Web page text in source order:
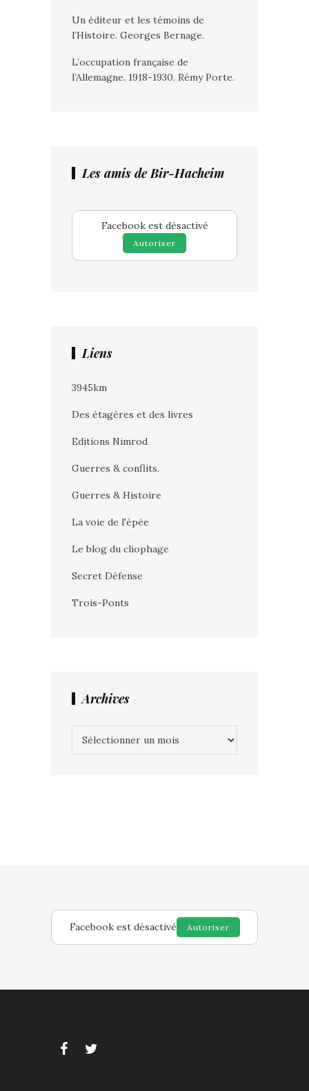
Un éditeur et les témoins de
l’Histoire. Georges Bernage.
L’occupation française de
l’Allemagne. 1918-1930. Rémy Porte.
Les amis de Bir-Hacheim
Facebook est désactivé
Autoriser
Liens
3945km
Des étagères et des livres
Editions Nimrod
Guerres & conflits.
Guerres & Histoire
La voie de l'épée
Le blog du cliophage
Secret Défense
Trois-Ponts
Archives
Facebook est désactivé Autoriser